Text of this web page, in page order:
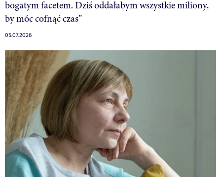
bogatym facetem. Dziś oddałabym wszystkie miliony,
by móc cofnąć czas”
05.07.2026